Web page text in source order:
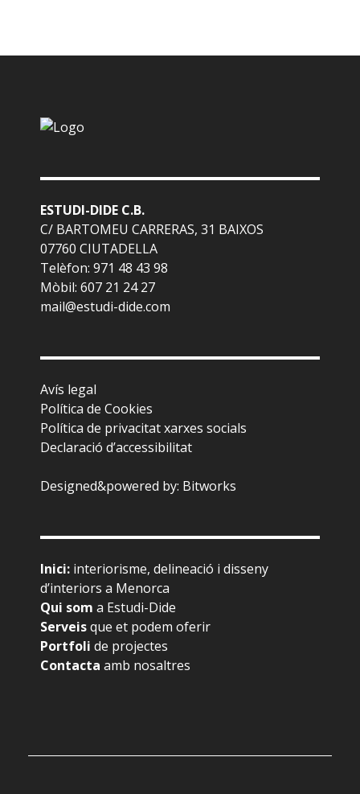
ESTUDI-DIDE C.B.
C/ BARTOMEU CARRERAS, 31 BAIXOS
07760 CIUTADELLA
Telèfon: 971 48 43 98
Mòbil: 607 21 24 27
mail@estudi-dide.com
Avís legal
Política de Cookies
Política de privacitat xarxes socials
Declaració d’accessibilitat
Designed&powered by: Bitworks
Inici: interiorisme, delineació i disseny
d’interiors a Menorca
Qui som a Estudi-Dide
Serveisque et podem oferir
Portfoli de projectes
Contacta amb nosaltres